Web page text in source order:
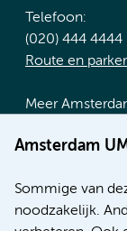
Amsterdam
Sommige van
noodzakelijk.
Telefoon:
(020) 444 4444
Route en
Meer
Werken bij
Nieuws
Research
Educatie